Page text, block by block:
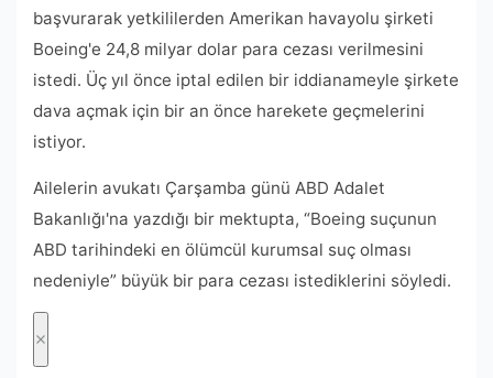
başvurarak yetkililerden Amerikan havayolu şirketi
Boeing'e 24,8 milyar dolar para cezası verilmesini
istedi. Üç yıl önce iptal edilen bir iddianameyle şirkete
dava açmak için bir an önce harekete geçmelerini
istiyor.
Ailelerin avukatı Çarşamba günü ABD Adalet
Bakanlığı'na yazdığı bir mektupta, “Boeing suçunun
ABD tarihindeki en ölümcül kurumsal suç olması
nedeniyle” büyük bir para cezası istediklerini söyledi.